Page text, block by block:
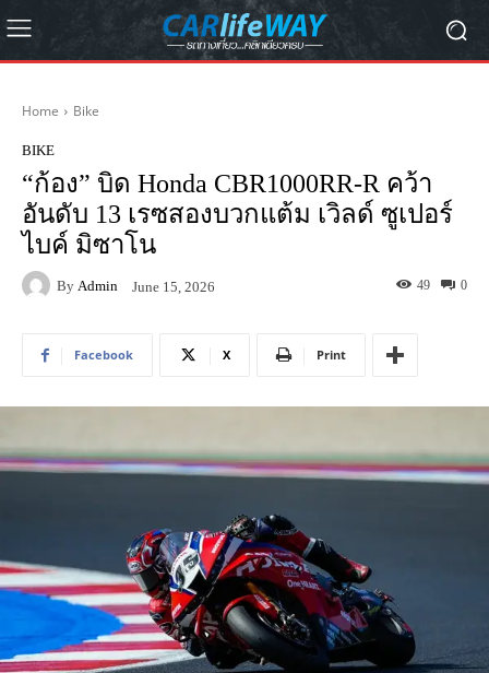
Home Bike
BIKE
“ก้อง” บิด Honda CBR1000RR-R คว้า
อันดับ 13 เรซสองบวกแต้ม เวิลด์ ซูเปอร์
ไบค์ มิซาโน
By Admin June 15, 2026 0
49
Facebook X Print